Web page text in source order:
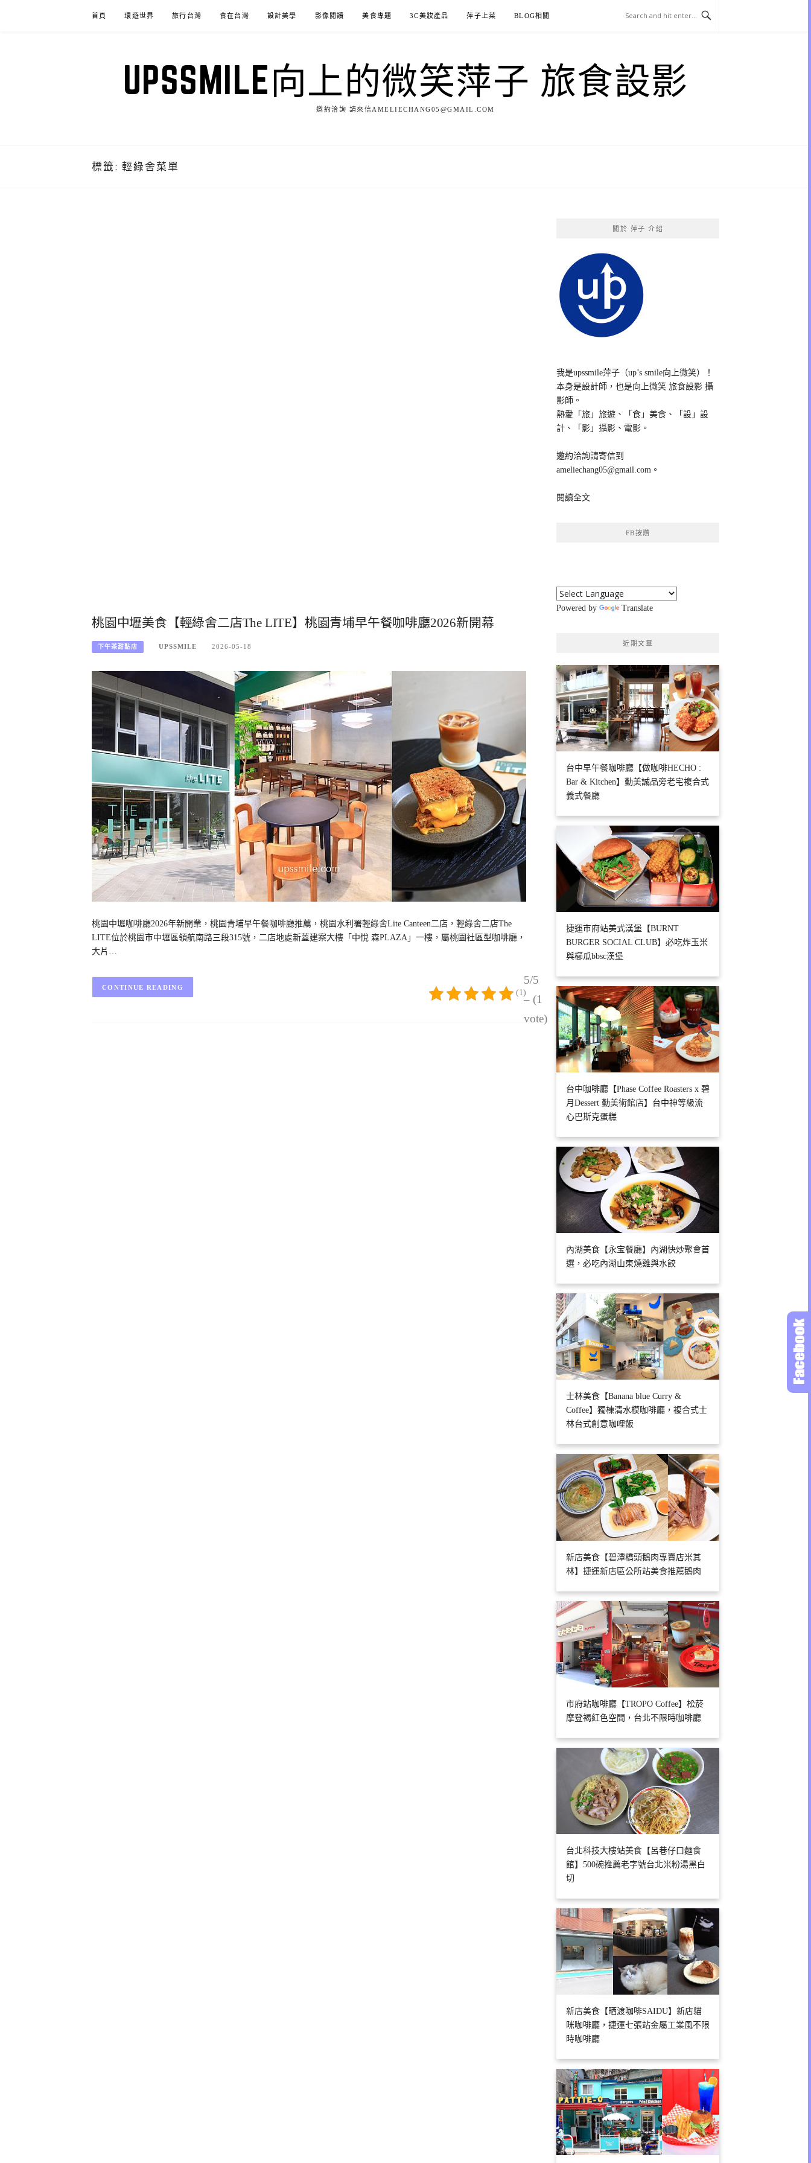
首頁 環遊世界 旅行台灣 食在台灣 設計美學 影像閱讀 美食專題 3C美妝產品 萍子上菜 BLOG相關
UPSSMILE向上的微笑萍子 旅食設影
邀約洽詢 請來信AMELIECHANG05@GMAIL.COM
標籤: 輕綠舍菜單
桃園中壢美食【輕綠舍二店The LITE】桃園青埔早午餐咖啡廳2026新開幕
下午茶甜點店 UPSSMILE 2026-05-18
桃園中壢咖啡廳2026年新開業，桃園青埔早午餐咖啡廳推薦，桃園水利署輕綠舍Lite Canteen二店，輕綠舍二店The
LITE位於桃園市中壢區領航南路三段315號，二店地處新蓋建案大樓「中悅 森PLAZA」一樓，屬桃園社區型咖啡廳，
大片…
5/5
– (1
vote)
(1)
CONTINUE READING
關於 萍子 介紹
我是upssmile萍子（up’s smile向上微笑）！
本身是設計師，也是向上微笑 旅食設影 攝
影師。
熱愛「旅」旅遊、「食」美食、「設」設
計、「影」攝影、電影。
邀約洽詢請寄信到
ameliechang05@gmail.com。
閱讀全文
FB按讚
Powered by Translate
近期文章
台中早午餐咖啡廳【做咖啡HECHO :
Bar & Kitchen】勤美誠品旁老宅複合式
義式餐廳
捷運市府站美式漢堡【BURNT
BURGER SOCIAL CLUB】必吃炸玉米
與櫛瓜bbsc漢堡
台中咖啡廳【Phase Coffee Roasters x 碧
月Dessert 勤美術館店】台中神等級流
心巴斯克蛋糕
內湖美食【永宝餐廳】內湖快炒聚會首
選，必吃內湖山東燒雞與水餃
士林美食【Banana blue Curry &
Coffee】獨棟清水模咖啡廳，複合式士
林台式創意咖哩飯
新店美食【碧潭橋頭鵝肉專賣店米其
林】捷運新店區公所站美食推薦鵝肉
市府站咖啡廳【TROPO Coffee】松菸
摩登褐紅色空間，台北不限時咖啡廳
台北科技大樓站美食【呂巷仔口麵食
館】500碗推薦老字號台北米粉湯黑白
切
新店美食【晒渡咖啡SAIDU】新店貓
咪咖啡廳，捷運七張站金屬工業風不限
時咖啡廳